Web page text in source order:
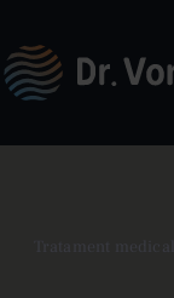
Tratament